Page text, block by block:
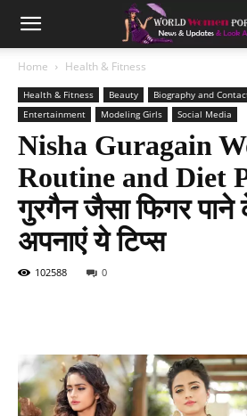
Home Health & Fitness
Health & Fitness Beauty Biography and
Entertainment
Modeling Girls Social Media
Nisha Guragain
Routine and Diet
गुरगैन जैसा फिगर पाने
अपनाएं ये टिप्स
102588 0